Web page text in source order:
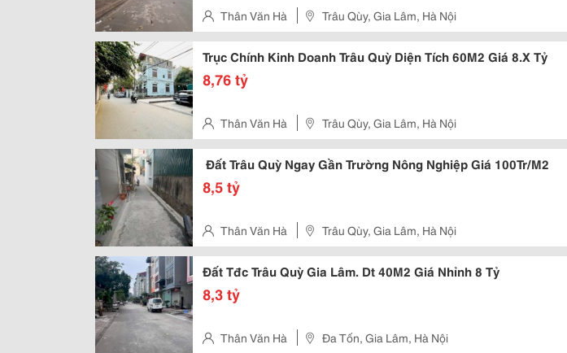
Thân Văn Hà Trâu Qùy, Gia Lâm, Hà Nội
Trục Chính Kinh Doanh Trâu Quỳ Diện Tích 60M2 Giá 8.X Tỷ
8,76 tỷ
Thân Văn Hà Trâu Qùy, Gia Lâm, Hà Nội
Đất Trâu Quỳ Ngay Gần Trường Nông Nghiệp Giá 100Tr/M2
8,5 tỷ
Thân Văn Hà Trâu Qùy, Gia Lâm, Hà Nội
Đất Tđc Trâu Quỳ Gia Lâm. Dt 40M2 Giá Nhỉnh 8 Tỷ
8,3 tỷ
Thân Văn Hà Đa Tốn, Gia Lâm, Hà Nội